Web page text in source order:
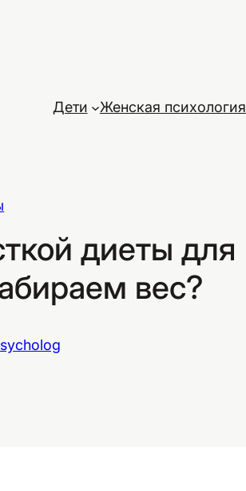
Дети Женская психология
диеты для
вес?